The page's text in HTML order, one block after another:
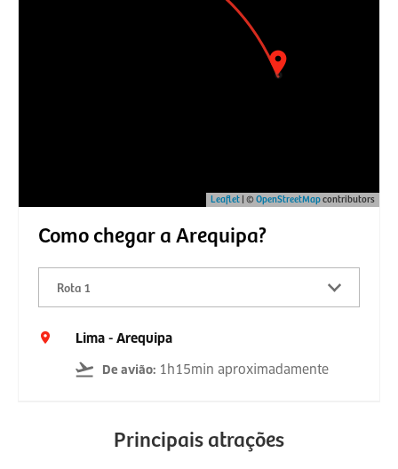
Leaflet | ©OpenStreetMapcontributors
Como chegar a Arequipa?
Rota 1
Lima - Arequipa
De avião: 1h15min aproximadamente
Principais atrações